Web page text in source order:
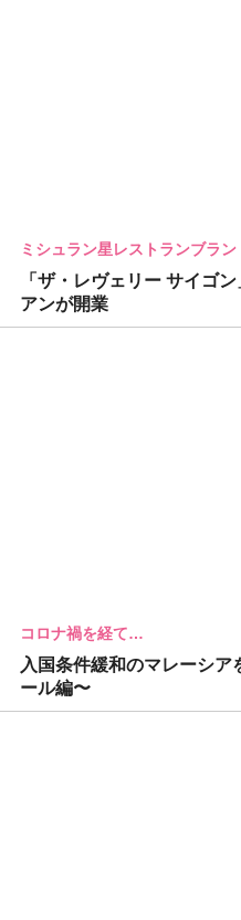
ミシュラン星レストランブラ
「ザ・レヴェリー サイゴ
アンが開業
コロナ禍を経て…
入国条件緩和のマレーシ
ール編〜